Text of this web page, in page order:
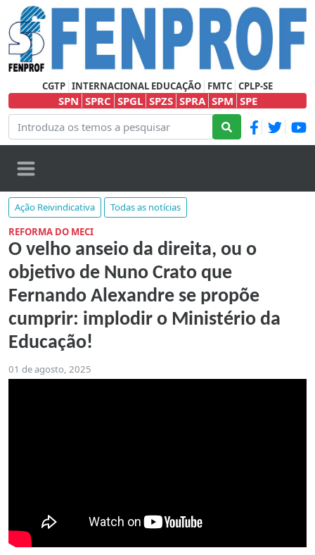
CGTP INTERNACIONAL EDUCAÇÃO FMTC CPLP-SE
SPN SPRC SPGL SPZS SPRA SPM SPE
Ação Reivindicativa
Todas as notícias
REFORMA DO MECI
O velho anseio da direita, ou o
objetivo de Nuno Crato que
Fernando Alexandre se propõe
cumprir: implodir o Ministério da
Educação!
01 de agosto, 2025